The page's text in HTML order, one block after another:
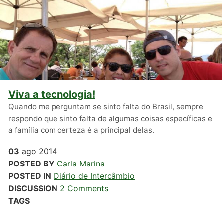
Viva a tecnologia!
Quando me perguntam se sinto falta do Brasil, sempre
respondo que sinto falta de algumas coisas específicas e
a família com certeza é a principal delas.
03 ago 2014
POSTED BY Carla Marina
POSTED IN Diário de Intercâmbio
DISCUSSION 2 Comments
TAGS